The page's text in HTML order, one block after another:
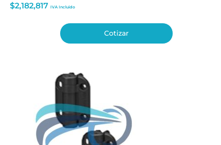
$2,182,817 IVA Incluido
Cotizar